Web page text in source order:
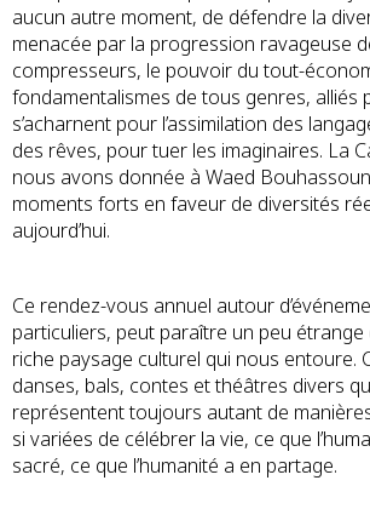
aucun autre moment, de défendre la
menacée par la progression ravageuse
compresseurs, le pouvoir du tout-
fondamentalismes de tous genres, alliés
s’acharnent pour l’assimilation des
des rêves, pour tuer les imaginaires. La
nous avons donnée à Waed
moments forts en faveur de diversités
aujourd’hui.
Ce rendez-vous annuel autour
particuliers, peut paraître un peu étrange
riche paysage culturel qui nous entoure.
danses, bals, contes et théâtres divers
représentent toujours autant de
si variées de célébrer la vie, ce que
sacré, ce que l’humanité a en partage.